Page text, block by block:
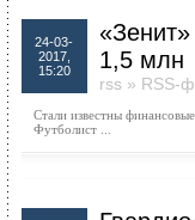
24-03-
2017,
15:20
1,5 млн
rss » RSS-
Стали известны
Футболист ...